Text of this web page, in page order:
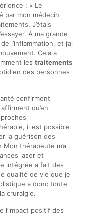
: « Le
par mon médecin
J’étais
À ma grande
l’inflammation, et j’ai
Cela a
les traitements
des personnes
confirment
qu’en
il est possible
la guérison des
thérapeute m’a
laser et
intégrée a fait des
qualité de vie que je
a donc toute
cruralgie.
l’impact positif des